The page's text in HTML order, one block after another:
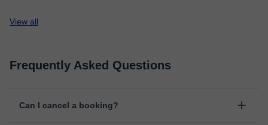
View all
Frequently Asked Questions
Can I cancel a booking?